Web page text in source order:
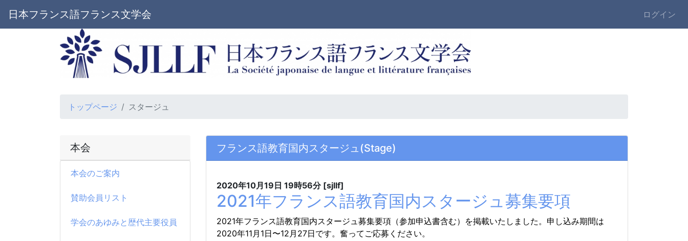
日本フランス語フランス文学会 ログイン
トップページ スタージュ
本会
本会のご案内
賛助会員リスト
学会のあゆみと歴代主要役員
フランス語教育国内スタージュ(Stage)
2020年10月19日 19時56分 [sjllf]
2021年フランス語教育国内スタージュ募集要項
2021年フランス語教育国内スタージュ募集要項（参加申込書含む）を掲載いたしました。申し込み期間は
2020年11月1日〜12月27日です。奮ってご応募ください。